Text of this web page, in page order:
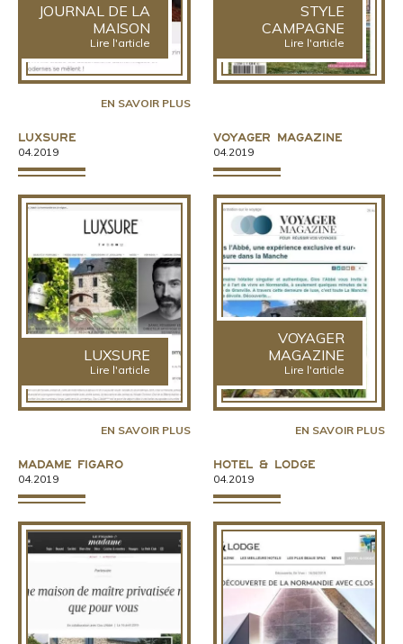
JOURNAL DE LA
MAISON
Lire l'article
EN SAVOIR PLUS
STYLE
CAMPAGNE
Lire l'article
Luxsure
04.2019
LUXSURE
Lire l'article
EN SAVOIR PLUS
Voyager Magazine
04.2019
VOYAGER
MAGAZINE
Lire l'article
EN SAVOIR PLUS
Madame Figaro
04.2019
Hotel & Lodge
04.2019